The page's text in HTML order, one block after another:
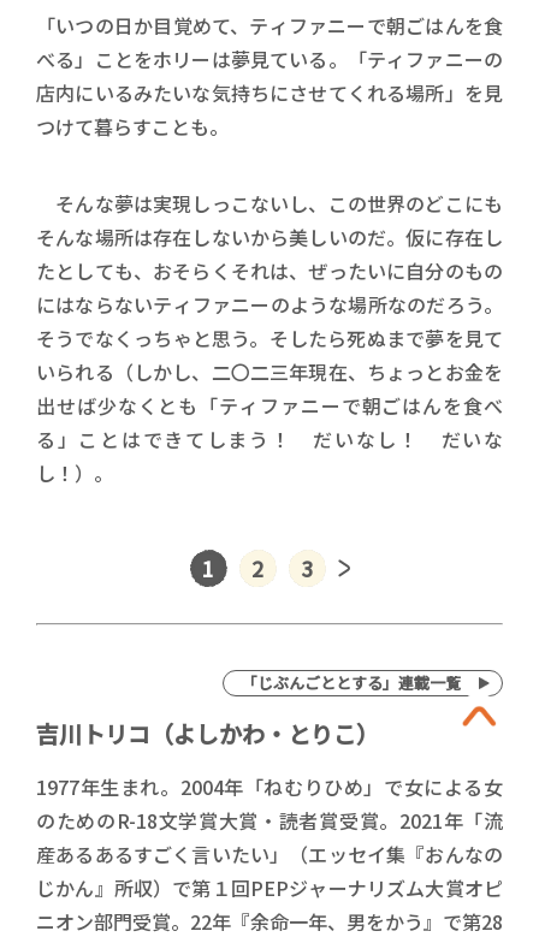
「いつの日か目覚めて、ティファニーで朝ごはんを食
べる」ことをホリーは夢見ている。「ティファニーの
店内にいるみたいな気持ちにさせてくれる場所」を見
つけて暮らすことも。
そんな夢は実現しっこないし、この世界のどこにも
そんな場所は存在しないから美しいのだ。仮に存在し
たとしても、おそらくそれは、ぜったいに自分のもの
にはならないティファニーのような場所なのだろう。
そうでなくっちゃと思う。そしたら死ぬまで夢を見て
いられる（しかし、二〇二三年現在、ちょっとお金を
出せば少なくとも「ティファニーで朝ごはんを食べ
る」ことはできてしまう！ だいなし！ だいな
し！）。
1 2 3
「じぶんごととする」連載一覧
吉川トリコ（よしかわ・とりこ）
1977年生まれ。2004年「ねむりひめ」で女による女
のためのR-18文学賞大賞・読者賞受賞。2021年「流
産あるあるすごく言いたい」（エッセイ集『おんなの
じかん』所収）で第１回PEPジャーナリズム大賞オピ
ニオン部門受賞。22年『余命一年、男をかう』で第28